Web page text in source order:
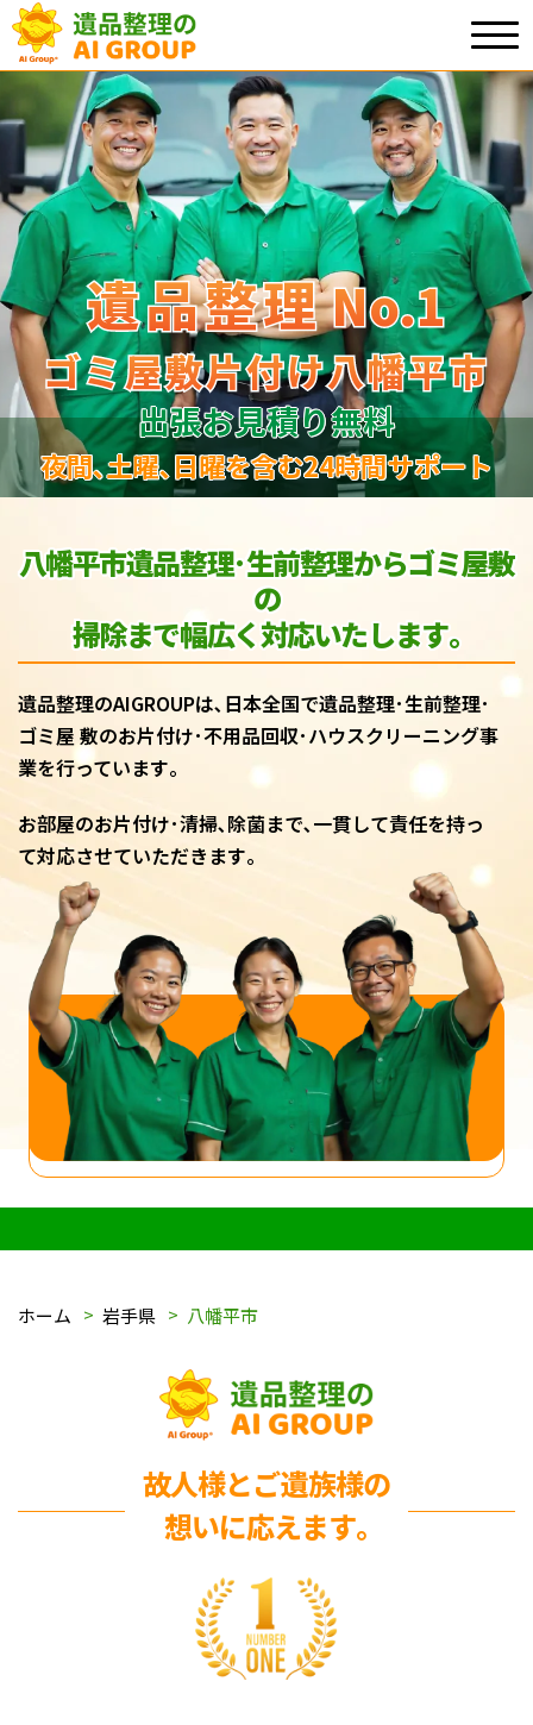
遺品整理No.1
ゴミ屋敷片付け八幡平市
遺品整理No.1
ゴミ屋敷片付け八幡平市
出張お見積り無料
夜間､土曜､日曜を含む24時間サポート
八幡平市遺品整理･生前整理からゴミ屋敷
の
掃除まで幅広く対応いたします｡
遺品整理のAIGROUPは､日本全国で遺品整理･生前整理･
ゴミ屋 敷のお片付け･不用品回収･ハウスクリーニング事
業を行っています｡
お部屋のお片付け･清掃､除菌まで､一貫して責任を持っ
て対応させていただきます｡
ホーム 岩手県 八幡平市
故人様とご遺族様の
想いに応えます｡